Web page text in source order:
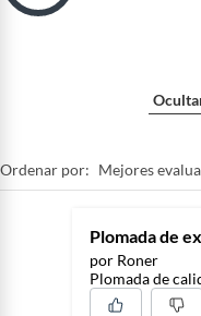
Ordenar por: Mejores
Plomada de
por Roner
Plomada de